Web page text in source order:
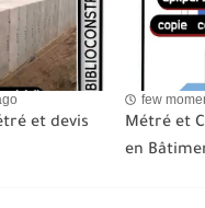
et devis
few
Métré et
en